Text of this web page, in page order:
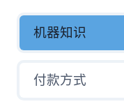
机器知识
付款方式